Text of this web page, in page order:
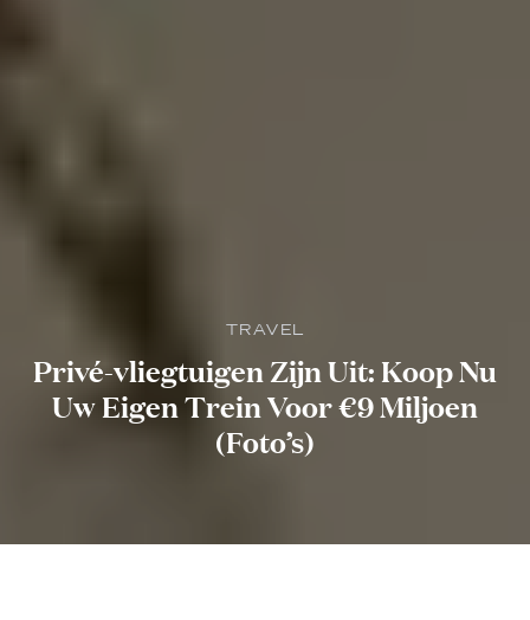
TRAVEL
Privé-vliegtuigen Zijn Uit: Koop Nu
Uw Eigen Trein Voor €9 Miljoen
(Foto’s)